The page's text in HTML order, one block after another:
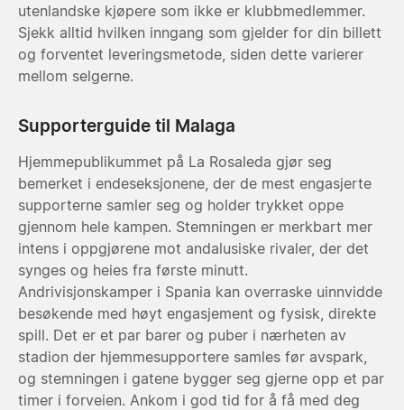
utenlandske kjøpere som ikke er klubbmedlemmer.
Sjekk alltid hvilken inngang som gjelder for din billett
og forventet leveringsmetode, siden dette varierer
mellom selgerne.
Supporterguide til Malaga
Hjemmepublikummet på La Rosaleda gjør seg
bemerket i endeseksjonene, der de mest engasjerte
supporterne samler seg og holder trykket oppe
gjennom hele kampen. Stemningen er merkbart mer
intens i oppgjørene mot andalusiske rivaler, der det
synges og heies fra første minutt.
Andrivisjonskamper i Spania kan overraske uinnvidde
besøkende med høyt engasjement og fysisk, direkte
spill. Det er et par barer og puber i nærheten av
stadion der hjemmesupportere samles før avspark,
og stemningen i gatene bygger seg gjerne opp et par
timer i forveien. Ankom i god tid for å få med deg